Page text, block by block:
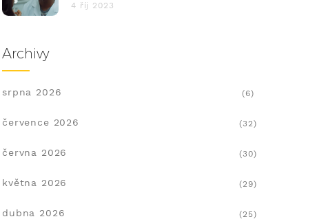
4 říj 2023
Archivy
srpna 2026 (6)
července 2026 (32)
června 2026 (30)
května 2026 (29)
dubna 2026 (25)